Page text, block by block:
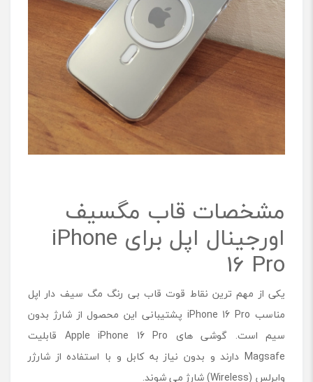
مشخصات قاب مگسیف
اورجینال اپل برای iPhone
16 Pro
یکی از مهم ترین نقاط قوت قاب بی رنگ مگ سیف دار اپل
مناسب iPhone 16 Pro پشتیبانی این محصول از شارژ بدون
سیم است. گوشی های Apple iPhone 16 Pro قابلیت
Magsafe دارند و بدون نیاز به کابل و با استفاده از شارژر
وایرلس (Wireless) شارژ می شوند.